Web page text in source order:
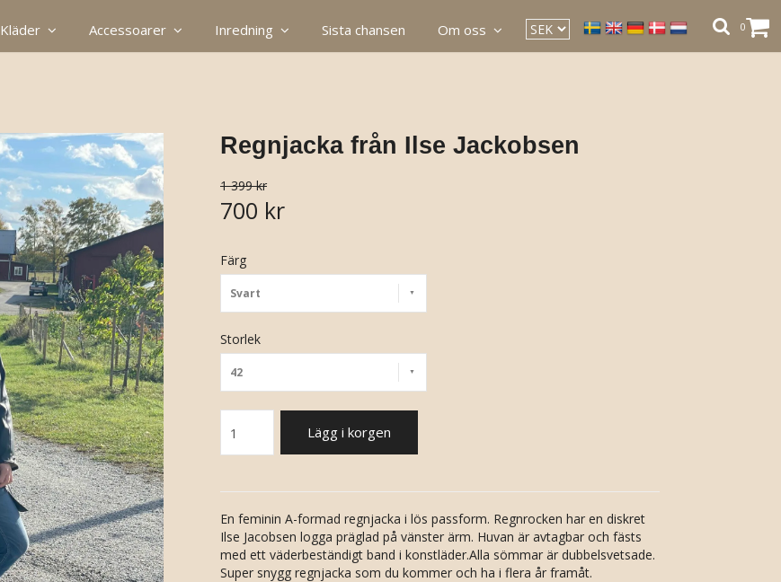
Regnjacka från Ilse Jackobsen
1 399 kr
700 kr
Färg
Svart
Storlek
42
Lägg i korgen
En feminin A-formad regnjacka i lös passform. Regnrocken har en diskret
Ilse Jacobsen logga präglad på vänster ärm. Huvan är avtagbar och fästs
med ett väderbeständigt band i konstläder.Alla sömmar är dubbelsvetsade.
Super snygg regnjacka som du kommer och ha i flera år framåt.
Kläder Accessoarer Inredning Sista chansen Om oss 0